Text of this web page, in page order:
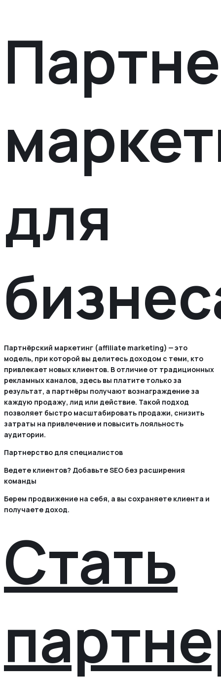
для
Партнёрский маркетинг (affiliate marketing) — это
модель‚ при которой вы делитесь доходом с теми‚ кто
привлекает новых клиентов. В отличие от традиционных
рекламных каналов‚ здесь вы платите только за
результат‚ а партнёры получают вознаграждение за
каждую продажу‚ лид или действие. Такой подход
позволяет быстро масштабировать продажи‚ снизить
затраты на привлечение и повысить лояльность
аудитории.
Партнерство для специалистов
Ведете клиентов? Добавьте SEO без расширения
команды
Берем продвижение на себя, а вы сохраняете клиента и
получаете доход.
Стать